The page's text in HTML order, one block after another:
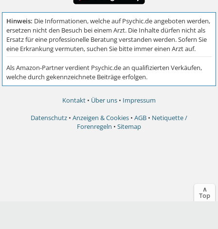
Kontakt • Über uns • Impressum
Datenschutz • Anzeigen & Cookies • AGB • Netiquette /
Forenregeln • Sitemap
∧
Top